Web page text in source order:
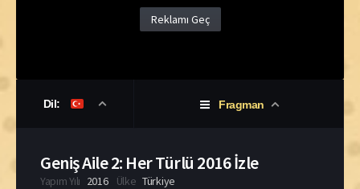
Reklamı Geç
Dil: Fragman
Geniş Aile 2: Her Türlü 2016 İzle
Yapım Yılı 2016 Ülke Türkiye